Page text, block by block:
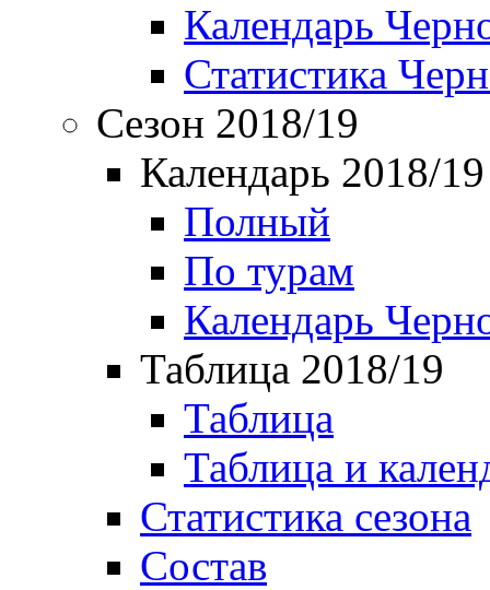
Календарь
Статистика
Сезон 2018/19
Календарь 2018/19
Полный
По турам
Календарь
Таблица 2018/19
Таблица
Таблица и
Статистика сезона
Состав